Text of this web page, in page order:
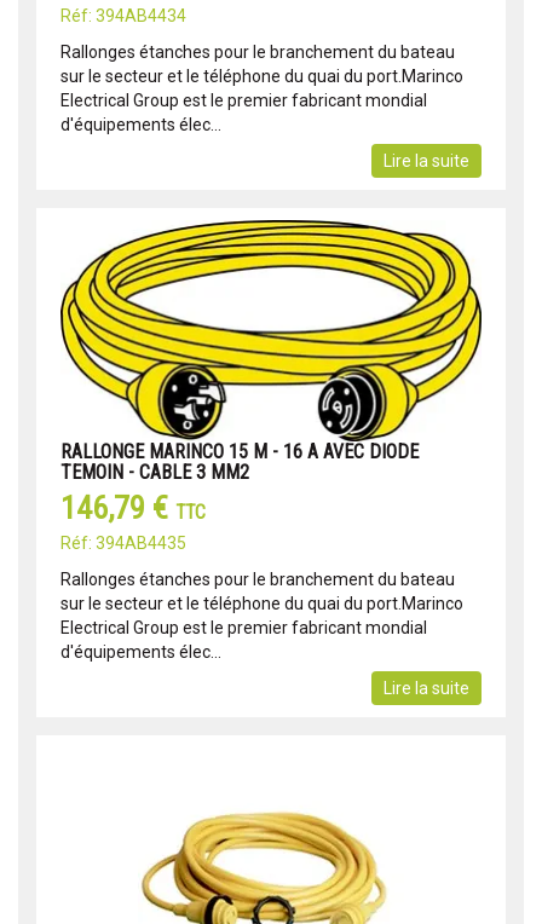
Réf: 394AB4434
Rallonges étanches pour le branchement du bateau
sur le secteur et le téléphone du quai du port.Marinco
Electrical Group est le premier fabricant mondial
d'équipements élec...
Lire la suite
RALLONGE MARINCO 15 M - 16 A AVEC DIODE
TEMOIN - CABLE 3 MM2
146,79 € TTC
Réf: 394AB4435
Rallonges étanches pour le branchement du bateau
sur le secteur et le téléphone du quai du port.Marinco
Electrical Group est le premier fabricant mondial
d'équipements élec...
Lire la suite